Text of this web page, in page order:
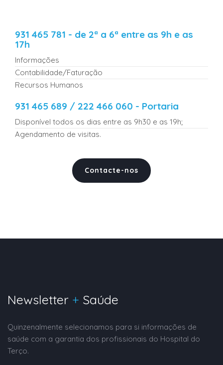
931 465 781 - de 2ª a 6ª entre as 9h e as
17h
Informações
Contabilidade/Faturação
Recursos Humanos
931 465 689 / 222 466 060 - Portaria
Disponível todos os dias entre as 9h30 e as 19h;
Agendamento de visitas.
Contacte-nos
Newsletter + Saúde
Quinzenalmente selecionamos para si informações de
saúde com a garantia dos profissionais do Hospital do
Terço.